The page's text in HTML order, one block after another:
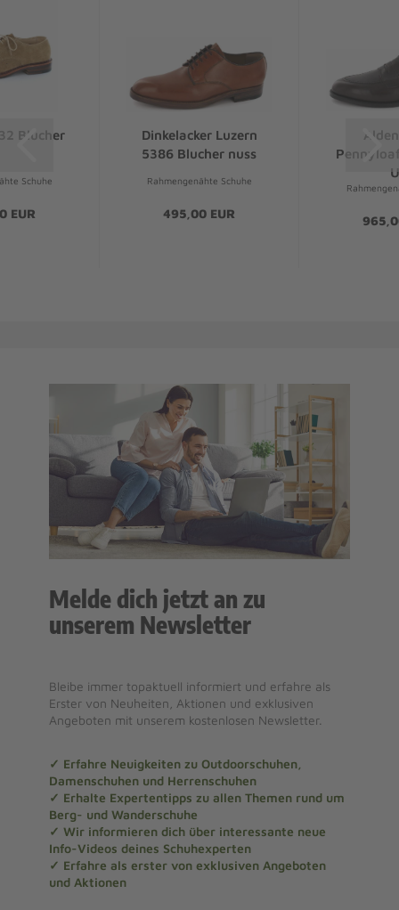
Blucher
Schuhe
EUR
Dinkelacker Luzern
5386 Blucher nuss
Rahmengenähte Schuhe
495,00 EUR
Melde dich jetzt an zu
unserem Newsletter
Bleibe immer topaktuell informiert und erfahre als
Erster von Neuheiten, Aktionen und exklusiven
Angeboten mit unserem kostenlosen Newsletter.
✓ Erfahre Neuigkeiten zu Outdoorschuhen,
Damenschuhen und Herrenschuhen
✓ Erhalte Expertentipps zu allen Themen rund um
Berg- und Wanderschuhe
✓ Wir informieren dich über interessante neue
Info-Videos deines Schuhexperten
✓ Erfahre als erster von exklusiven Angeboten
und Aktionen